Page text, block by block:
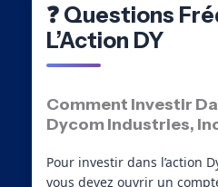
❓ Questions
L’Action DY
Comment Investir
Dycom Industries,
Pour investir dans l’action
vous devez ouvrir un